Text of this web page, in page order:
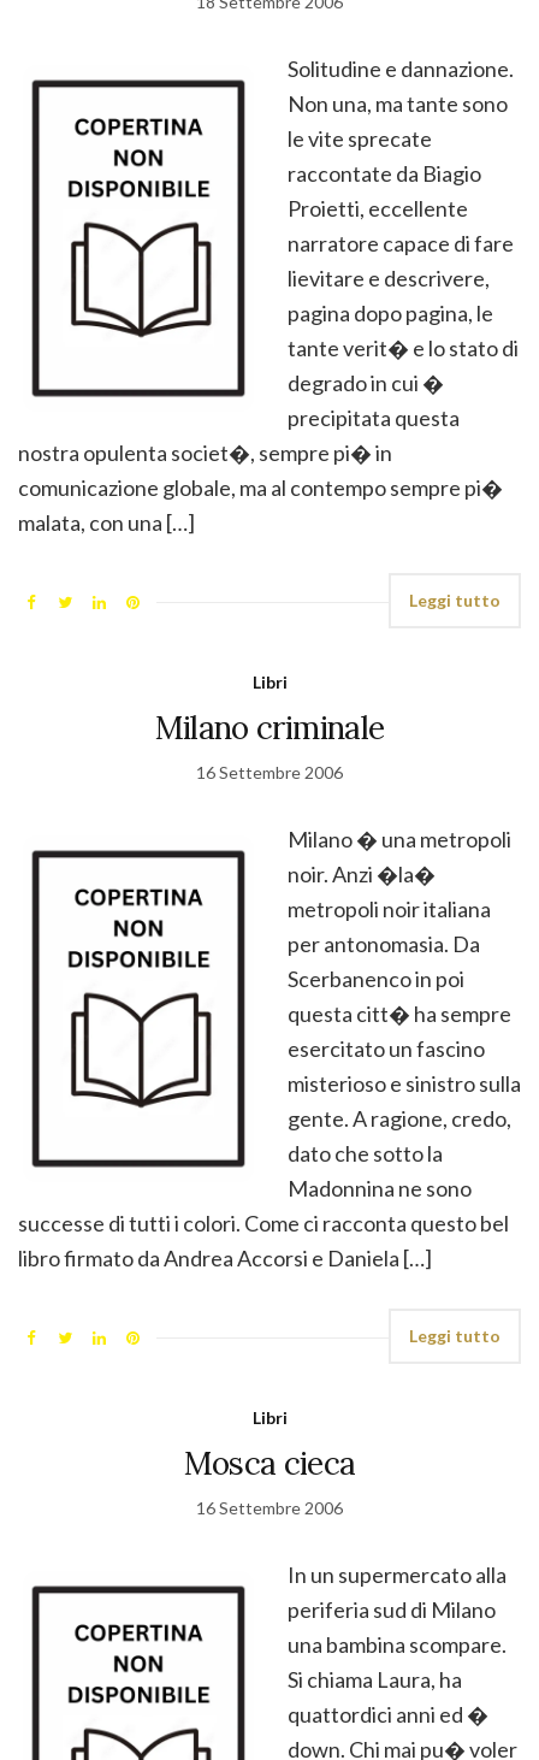
Solitudine e dannazione.
Non una, ma tante sono
le vite sprecate
raccontate da Biagio
Proietti, eccellente
narratore capace di fare
lievitare e descrivere,
pagina dopo pagina, le
tante verit� e lo stato di
degrado in cui �
precipitata questa
nostra opulenta societ�, sempre pi� in
comunicazione globale, ma al contempo sempre pi�
malata, con una […]
Leggi tutto
Libri
Milano criminale
16 Settembre 2006
Milano � una metropoli
noir. Anzi �la�
metropoli noir italiana
per antonomasia. Da
Scerbanenco in poi
questa citt� ha sempre
esercitato un fascino
misterioso e sinistro sulla
gente. A ragione, credo,
dato che sotto la
Madonnina ne sono
successe di tutti i colori. Come ci racconta questo bel
libro firmato da Andrea Accorsi e Daniela […]
Leggi tutto
Libri
Mosca cieca
16 Settembre 2006
In un supermercato alla
periferia sud di Milano
una bambina scompare.
Si chiama Laura, ha
quattordici anni ed �
down. Chi mai pu� voler